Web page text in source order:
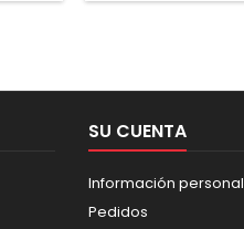
SU CUENTA
Información personal
Pedidos